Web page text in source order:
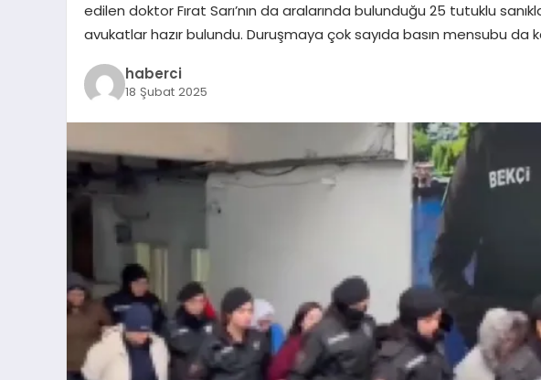
edilen doktor Fırat Sarı’nın da aralarında bulunduğu 25 tutuklu
avukatlar hazır bulundu. Duruşmaya çok sayıda basın mensubu da
haberci
18 Şubat 2025